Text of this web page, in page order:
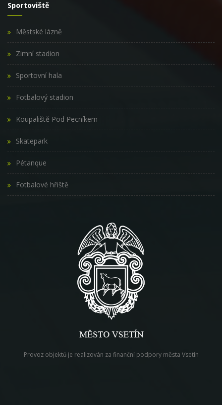
Sportoviště
Městské lázně
Zimní stadion
Sportovní hala
Fotbalový stadion
Koupaliště Pod Pecníkem
Skatepark
Pétanque
Fotbalové hřiště
Provoz objektů je realizován za finanční podpory města Vsetín